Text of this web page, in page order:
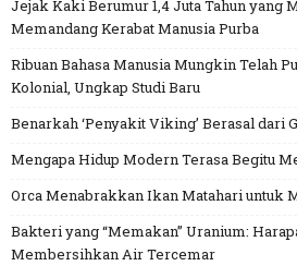
Jejak Kaki Berumur 1,4 Juta Tahun yang
Memandang Kerabat Manusia Purba
Ribuan Bahasa Manusia Mungkin Telah
Kolonial, Ungkap Studi Baru
Benarkah ‘Penyakit Viking’ Berasal dari
Mengapa Hidup Modern Terasa Begitu
Orca Menabrakkan Ikan Matahari untuk
Bakteri yang “Memakan” Uranium:
Membersihkan Air Tercemar